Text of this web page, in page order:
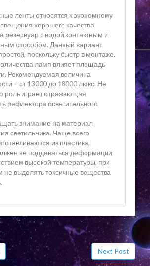
ленты относятся к экономному
хорошего качества,
резервуар с водой контактным и
способом. Данный вариант
поскольку быстр в монтаже.
ламп влияет площадь
Рекомендуемая величина
– от 13000 до 18000 люкс. Не
роль играет отражающая
рефлектора осветительного
внимание на материал
светильника. Чаще всего
из пластика,
не поддаваться деформации
высокой температуры, при
не выделять токсичные вещества
Next Post